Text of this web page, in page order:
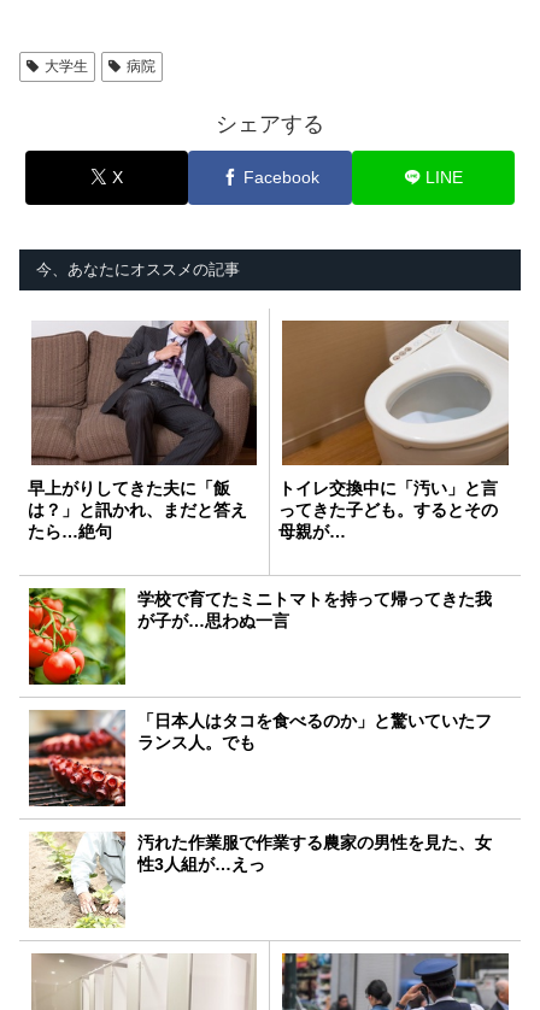
大学生 病院
シェアする
X Facebook LINE
今、あなたにオススメの記事
早上がりしてきた夫に「飯
は？」と訊かれ、まだと答え
たら…絶句
トイレ交換中に「汚い」と言
ってきた子ども。するとその
母親が…
学校で育てたミニトマトを持って帰ってきた我
が子が…思わぬ一言
「日本人はタコを食べるのか」と驚いていたフ
ランス人。でも
汚れた作業服で作業する農家の男性を見た、女
性3人組が…えっ